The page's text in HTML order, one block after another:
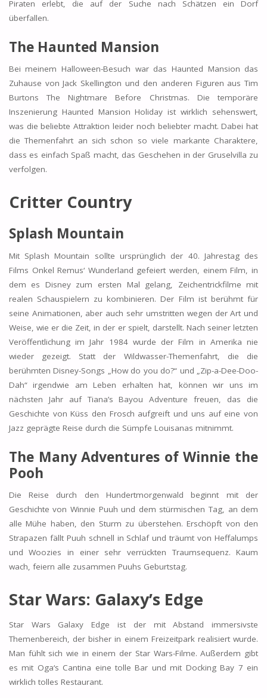
Piraten erlebt, die auf der Suche nach Schätzen ein Dorf
überfallen.
The Haunted Mansion
Bei meinem Halloween-Besuch war das Haunted Mansion das
Zuhause von Jack Skellington und den anderen Figuren aus Tim
Burtons The Nightmare Before Christmas. Die temporäre
Inszenierung Haunted Mansion Holiday ist wirklich sehenswert,
was die beliebte Attraktion leider noch beliebter macht. Dabei hat
die Themenfahrt an sich schon so viele markante Charaktere,
dass es einfach Spaß macht, das Geschehen in der Gruselvilla zu
verfolgen.
Critter Country
Splash Mountain
Mit Splash Mountain sollte ursprünglich der 40. Jahrestag des
Films Onkel Remus‘ Wunderland gefeiert werden, einem Film, in
dem es Disney zum ersten Mal gelang, Zeichentrickfilme mit
realen Schauspielern zu kombinieren. Der Film ist berühmt für
seine Animationen, aber auch sehr umstritten wegen der Art und
Weise, wie er die Zeit, in der er spielt, darstellt. Nach seiner letzten
Veröffentlichung im Jahr 1984 wurde der Film in Amerika nie
wieder gezeigt. Statt der Wildwasser-Themenfahrt, die die
berühmten Disney-Songs „How do you do?“ und „Zip-a-Dee-Doo-
Dah“ irgendwie am Leben erhalten hat, können wir uns im
nächsten Jahr auf Tiana’s Bayou Adventure freuen, das die
Geschichte von Küss den Frosch aufgreift und uns auf eine von
Jazz geprägte Reise durch die Sümpfe Louisanas mitnimmt.
The Many Adventures of Winnie the
Pooh
Die Reise durch den Hundertmorgenwald beginnt mit der
Geschichte von Winnie Puuh und dem stürmischen Tag, an dem
alle Mühe haben, den Sturm zu überstehen. Erschöpft von den
Strapazen fällt Puuh schnell in Schlaf und träumt von Heffalumps
und Woozies in einer sehr verrückten Traumsequenz. Kaum
wach, feiern alle zusammen Puuhs Geburtstag.
Star Wars: Galaxy’s Edge
Star Wars Galaxy Edge ist der mit Abstand immersivste
Themenbereich, der bisher in einem Freizeitpark realisiert wurde.
Man fühlt sich wie in einem der Star Wars-Filme. Außerdem gibt
es mit Oga‘s Cantina eine tolle Bar und mit Docking Bay 7 ein
wirklich tolles Restaurant.